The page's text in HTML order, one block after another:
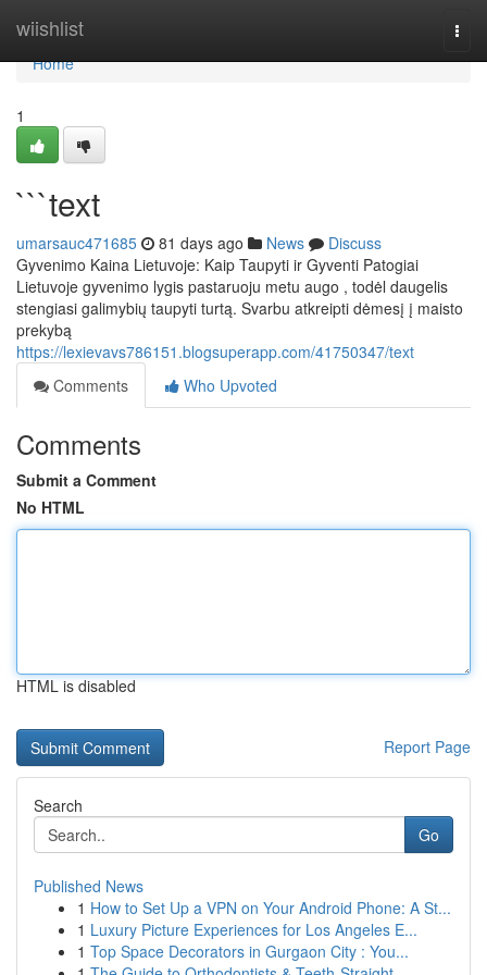
wiishlist
Home
Home
1
```text
umarsauc471685 81 days ago News
Discuss
Gyvenimo Kaina Lietuvoje: Kaip Taupyti ir Gyventi Patogiai
Lietuvoje gyvenimo lygis pastaruoju metu augo , todėl daugelis
stengiasi galimybių taupyti turtą. Svarbu atkreipti dėmesį į maisto
prekybą
https://lexievavs786151.blogsuperapp.com/41750347/text
Comments
Who Upvoted
Comments
Submit a Comment
No HTML
HTML is disabled
Report Page
Search
Go
Published News
1 How to Set Up a VPN on Your Android Phone: A St...
1 Luxury Picture Experiences for Los Angeles E...
1 Top Space Decorators in Gurgaon City : You...